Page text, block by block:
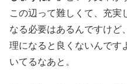
この辺って難しくて、充実
なる必要はあるんですけど
理になると良くないんです
いてるなあと。